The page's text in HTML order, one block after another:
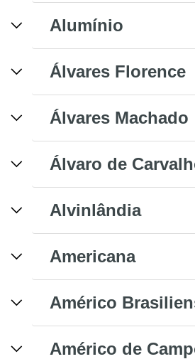
Alumínio
Álvares Florence
Álvares Machado
Álvaro de
Alvinlândia
Americana
Américo
Américo de